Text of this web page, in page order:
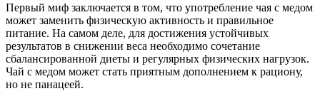
Первый миф заключается в том, что употребление чая с медом
может заменить физическую активность и правильное
питание. На самом деле, для достижения устойчивых
результатов в снижении веса необходимо сочетание
сбалансированной диеты и регулярных физических нагрузок.
Чай с медом может стать приятным дополнением к рациону,
но не панацеей.